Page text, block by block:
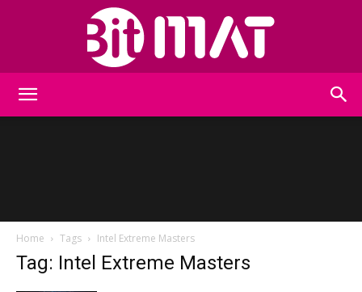
Home Tags Intel Extreme Masters
Tag: Intel Extreme Masters